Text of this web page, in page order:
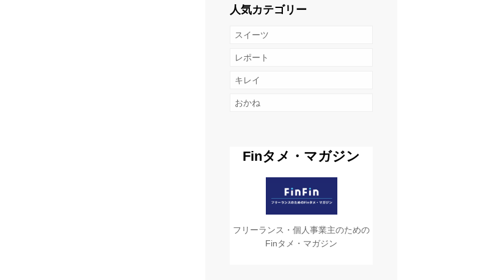
人気カテゴリー
スイーツ
レポート
キレイ
おかね
Finタメ・マガジン
フリーランス・個人事業主のための
Finタメ・マガジン